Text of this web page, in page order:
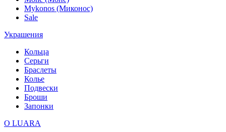
Mykonos (Миконос)
Sale
Украшения
Кольца
Серьги
Браслеты
Колье
Подвески
Броши
Запонки
О LUARA